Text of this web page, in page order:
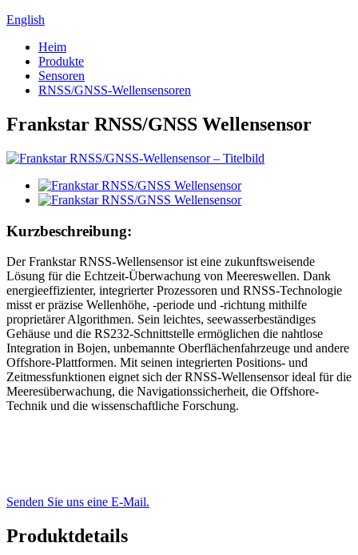
English
Heim
Produkte
Sensoren
RNSS/GNSS-Wellensensoren
Frankstar RNSS/GNSS Wellensensor
Kurzbeschreibung:
Der Frankstar RNSS-Wellensensor ist eine zukunftsweisende
Lösung für die Echtzeit-Überwachung von Meereswellen. Dank
energieeffizienter, integrierter Prozessoren und RNSS-Technologie
misst er präzise Wellenhöhe, -periode und -richtung mithilfe
proprietärer Algorithmen. Sein leichtes, seewasserbeständiges
Gehäuse und die RS232-Schnittstelle ermöglichen die nahtlose
Integration in Bojen, unbemannte Oberflächenfahrzeuge und andere
Offshore-Plattformen. Mit seinen integrierten Positions- und
Zeitmessfunktionen eignet sich der RNSS-Wellensensor ideal für die
Meeresüberwachung, die Navigationssicherheit, die Offshore-
Technik und die wissenschaftliche Forschung.
Senden Sie uns eine E-Mail.
Produktdetails